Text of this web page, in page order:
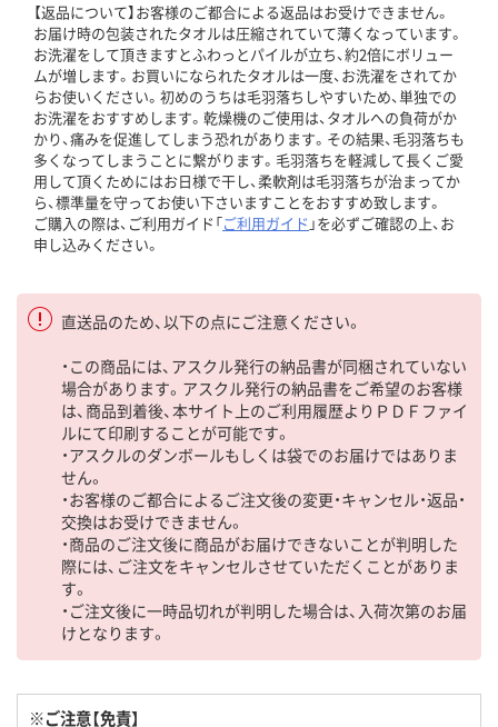
【返品について】お客様のご都合による返品はお受けできません。
お届け時の包装されたタオルは圧縮されていて薄くなっています。
お洗濯をして頂きますとふわっとパイルが立ち、約2倍にボリュー
ムが増します。お買いになられたタオルは一度、お洗濯をされてか
らお使いください。初めのうちは毛羽落ちしやすいため、単独での
お洗濯をおすすめします。乾燥機のご使用は、タオルへの負荷がか
かり、痛みを促進してしまう恐れがあります。その結果、毛羽落ちも
多くなってしまうことに繋がります。毛羽落ちを軽減して長くご愛
用して頂くためにはお日様で干し、柔軟剤は毛羽落ちが治まってか
ら、標準量を守ってお使い下さいますことをおすすめ致します。
ご購入の際は、ご利用ガイド「ご利用ガイド 」を必ずご確認の上、お
申し込みください。
直送品のため、以下の点にご注意ください。
・この商品には、アスクル発行の納品書が同梱されていない
場合があります。アスクル発行の納品書をご希望のお客様
は、商品到着後、本サイト上のご利用履歴よりＰＤＦファイ
ルにて印刷することが可能です。
・アスクルのダンボールもしくは袋でのお届けではありま
せん。
・お客様のご都合によるご注文後の変更・キャンセル・返品・
交換はお受けできません。
・商品のご注文後に商品がお届けできないことが判明した
際には、ご注文をキャンセルさせていただくことがありま
す。
・ご注文後に一時品切れが判明した場合は、入荷次第のお届
けとなります。
※ご注意【免責】